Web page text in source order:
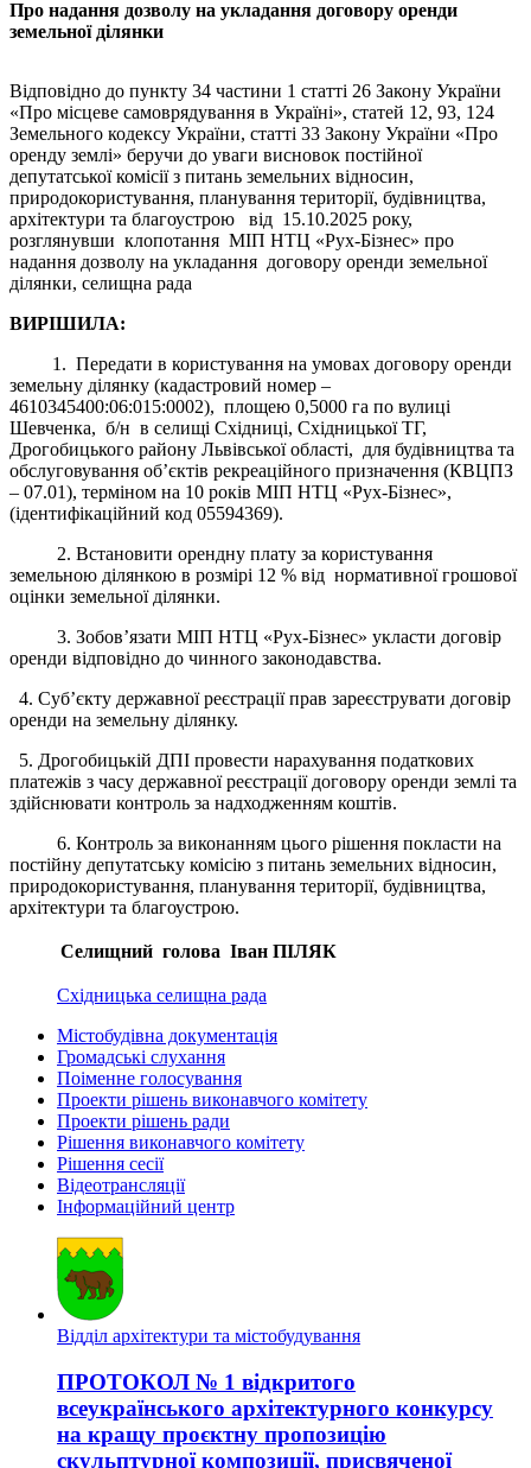
Про надання дозволу на укладання договору оренди
земельної ділянки
Відповідно до пункту 34 частини 1 статті 26 Закону України
«Про місцеве самоврядування в Україні», статей 12, 93, 124
Земельного кодексу України, статті 33 Закону України «Про
оренду землі» беручи до уваги висновок постійної
депутатської комісії з питань земельних відносин,
природокористування, планування території, будівництва,
архітектури та благоустрою від 15.10.2025 року,
розглянувши клопотання МІП НТЦ «Рух-Бізнес» про
надання дозволу на укладання договору оренди земельної
ділянки, селищна рада
ВИРІШИЛА:
1. Передати в користування на умовах договору оренди
земельну ділянку (кадастровий номер –
4610345400:06:015:0002), площею 0,5000 га по вулиці
Шевченка, б/н в селищі Східниці, Східницької ТГ,
Дрогобицького району Львівської області, для будівництва та
обслуговування об’єктів рекреаційного призначення (КВЦПЗ
– 07.01), терміном на 10 років МІП НТЦ «Рух-Бізнес»,
(ідентифікаційний код 05594369).
2. Встановити орендну плату за користування
земельною ділянкою в розмірі 12 % від нормативної грошової
оцінки земельної ділянки.
3. Зобов’язати МІП НТЦ «Рух-Бізнес» укласти договір
оренди відповідно до чинного законодавства.
4. Суб’єкту державної реєстрації прав зареєструвати договір
оренди на земельну ділянку.
5. Дрогобицькій ДПІ провести нарахування податкових
платежів з часу державної реєстрації договору оренди землі та
здійснювати контроль за надходженням коштів.
6. Контроль за виконанням цього рішення покласти на
постійну депутатську комісію з питань земельних відносин,
природокористування, планування території, будівництва,
архітектури та благоустрою.
Селищний голова Іван ПІЛЯК
Східницька селищна рада
Містобудівна документація
Громадські слухання
Поіменне голосування
Проекти рішень виконавчого комітету
Проекти рішень ради
Рішення виконавчого комітету
Рішення сесії
Відеотрансляції
Інформаційний центр
Відділ архітектури та містобудування
ПРОТОКОЛ № 1 відкритого
всеукраїнського архітектурного конкурсу
на кращу проєктну пропозицію
скульптурної композиції, присвяченої